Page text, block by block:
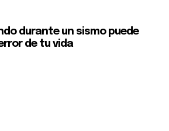
durante un sismo puede
de tu vida